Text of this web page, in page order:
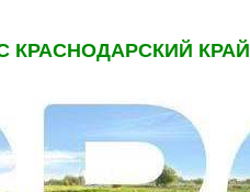
КРАСНОДАРСКИЙ КРАЙ